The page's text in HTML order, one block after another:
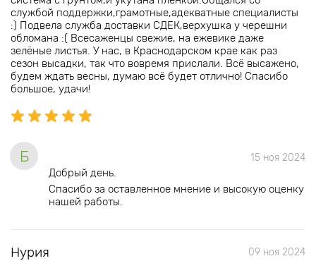
службой поддержки,грамотные,адекватные специалисты
:) Подвела служба доставки СДЕК,верхушка у черешни
обломана :( Всесаженцы свежие, на ежевике даже
зелёные листья. У нас, в Краснодарском крае как раз
сезон высадки, так что вовремя прислали. Всё высажено,
будем ждать весны, думаю всё будет отлично! Спасибо
большое, удачи!
Б 15 ноя 2024
Добрый день.
Спасибо за оставленное мнение и высокую оценку
нашей работы.
Нурия 09 ноя 2024